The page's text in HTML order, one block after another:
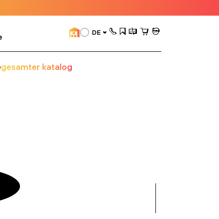
DE
gesamter katalog
anzeigen